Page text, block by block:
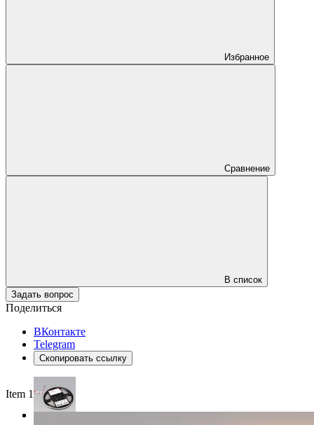
Избранное
Сравнение
В список
Задать вопрос
Поделиться
ВКонтакте
Telegram
Скопировать ссылку
Item 1 of 3